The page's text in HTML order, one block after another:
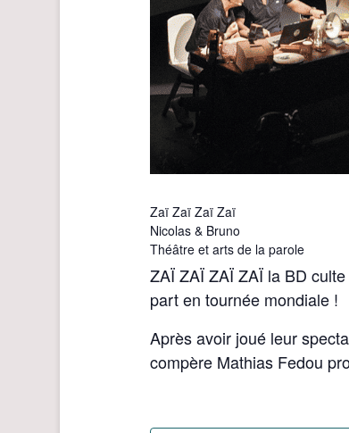
Zaï Zaï Zaï Zaï
Nicolas & Bruno
Théâtre et arts de la parole
ZAÏ ZAÏ ZAÏ ZAÏ la BD
part en tournée mondiale !
Après avoir joué leur
compère Mathias Fedou